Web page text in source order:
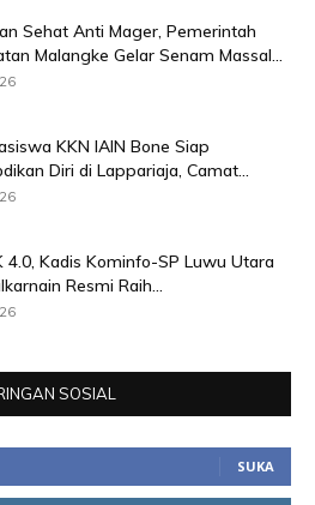
Sehat Anti Mager, Pemerintah
Malangke Gelar Senam Massal...
KKN IAIN Bone Siap
Diri di Lappariaja, Camat...
4.0, Kadis Kominfo-SP Luwu Utara
Resmi Raih...
SOSIAL
SUKA